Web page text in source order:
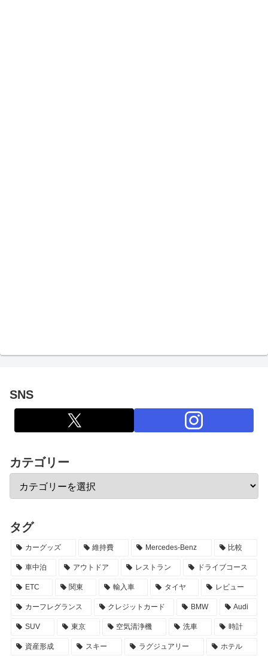
SNS
カテゴリー
タグ
カーグッズ 維持費 Mercedes-Benz 比較
車中泊 アウトドア レストラン ドライブコース
ETC 関東 輸入車 タイヤ レビュー
カーフレグランス クレジットカード BMW Audi
SUV 東京 空気清浄機 洗車 時計
資産形成 スキー ラグジュアリー ホテル